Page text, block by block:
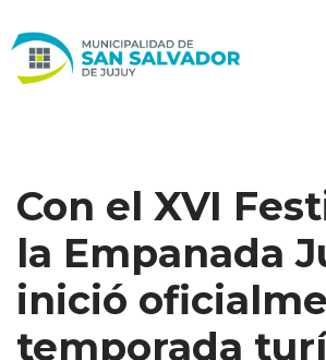
al
Con el XVI
la Empanada
inició
temporada